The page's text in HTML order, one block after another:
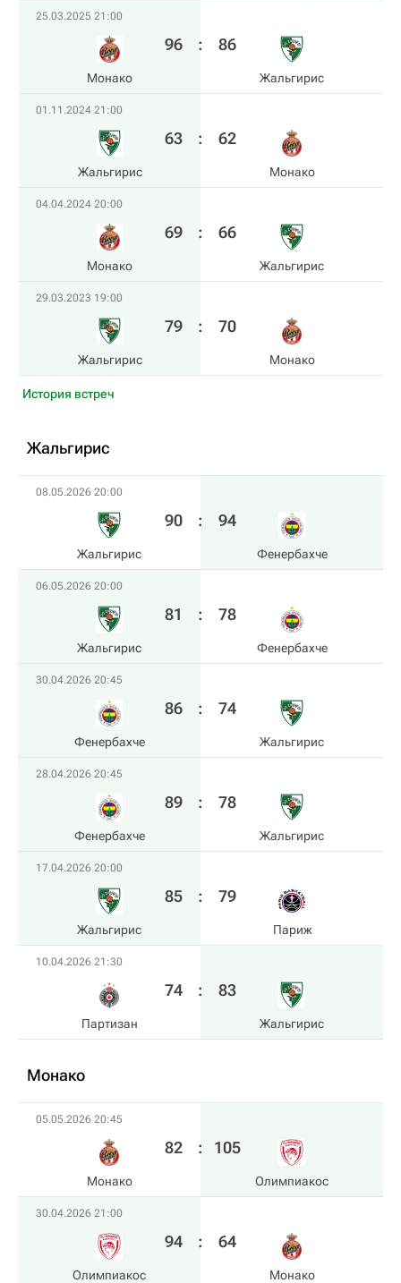
25.03.2025 21:00
Монако
96 : 86
Жальгирис
01.11.2024 21:00
Жальгирис
63 : 62
Монако
04.04.2024 20:00
Монако
69 : 66
Жальгирис
29.03.2023 19:00
Жальгирис
79 : 70
Монако
История встреч
Жальгирис
08.05.2026 20:00
Жальгирис
90 : 94
Фенербахче
06.05.2026 20:00
Жальгирис
81 : 78
Фенербахче
30.04.2026 20:45
Фенербахче
86 : 74
Жальгирис
28.04.2026 20:45
Фенербахче
89 : 78
Жальгирис
17.04.2026 20:00
Жальгирис
85 : 79
Париж
10.04.2026 21:30
Партизан
74 : 83
Жальгирис
Монако
05.05.2026 20:45
Монако
82 : 105
Олимпиакос
30.04.2026 21:00
Олимпиакос
94 : 64
Монако